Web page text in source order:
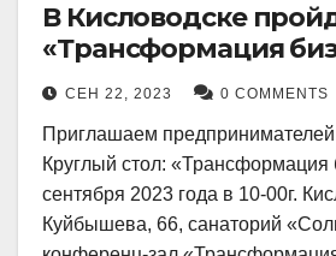
В Кисловодске
«Трансформация
СЕН 22, 2023 0 COMMENTS
Приглашаем предпринимателей
Круглый стол: «Трансформация
сентября 2023 года в 10-00г.
Куйбышева, 66, санаторий